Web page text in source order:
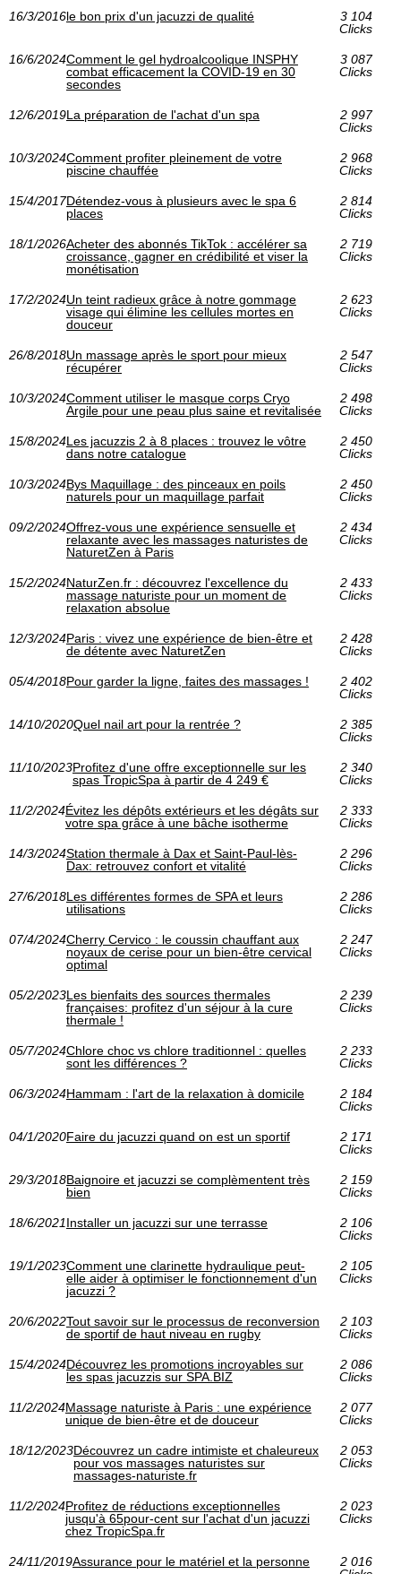
16/3/2016le bon prix d'un jacuzzi de qualité
3 104
Clicks
16/6/2024Comment le gel hydroalcoolique INSPHY
combat efficacement la COVID-19 en 30
secondes
3 087
Clicks
12/6/2019La préparation de l'achat d'un spa
2 997
Clicks
10/3/2024Comment profiter pleinement de votre
piscine chauffée
2 968
Clicks
15/4/2017Détendez-vous à plusieurs avec le spa 6
places
2 814
Clicks
18/1/2026Acheter des abonnés TikTok : accélérer sa
croissance, gagner en crédibilité et viser la
monétisation
2 719
Clicks
17/2/2024Un teint radieux grâce à notre gommage
visage qui élimine les cellules mortes en
douceur
2 623
Clicks
26/8/2018Un massage après le sport pour mieux
récupérer
2 547
Clicks
10/3/2024Comment utiliser le masque corps Cryo
Argile pour une peau plus saine et revitalisée
2 498
Clicks
15/8/2024Les jacuzzis 2 à 8 places : trouvez le vôtre
dans notre catalogue
2 450
Clicks
10/3/2024Bys Maquillage : des pinceaux en poils
naturels pour un maquillage parfait
2 450
Clicks
09/2/2024Offrez-vous une expérience sensuelle et
relaxante avec les massages naturistes de
NaturetZen à Paris
2 434
Clicks
15/2/2024NaturZen.fr : découvrez l'excellence du
massage naturiste pour un moment de
relaxation absolue
2 433
Clicks
12/3/2024Paris : vivez une expérience de bien-être et
de détente avec NaturetZen
2 428
Clicks
05/4/2018Pour garder la ligne, faites des massages !
2 402
Clicks
14/10/2020Quel nail art pour la rentrée ?
2 385
Clicks
11/10/2023Profitez d'une offre exceptionnelle sur les
spas TropicSpa à partir de 4 249 €
2 340
Clicks
11/2/2024Évitez les dépôts extérieurs et les dégâts sur
votre spa grâce à une bâche isotherme
2 333
Clicks
14/3/2024Station thermale à Dax et Saint-Paul-lès-
Dax: retrouvez confort et vitalité
2 296
Clicks
27/6/2018Les différentes formes de SPA et leurs
utilisations
2 286
Clicks
07/4/2024Cherry Cervico : le coussin chauffant aux
noyaux de cerise pour un bien-être cervical
optimal
2 247
Clicks
05/2/2023Les bienfaits des sources thermales
françaises: profitez d'un séjour à la cure
thermale !
2 239
Clicks
05/7/2024Chlore choc vs chlore traditionnel : quelles
sont les différences ?
2 233
Clicks
06/3/2024Hammam : l'art de la relaxation à domicile
2 184
Clicks
04/1/2020Faire du jacuzzi quand on est un sportif
2 171
Clicks
29/3/2018Baignoire et jacuzzi se complèmentent très
bien
2 159
Clicks
18/6/2021Installer un jacuzzi sur une terrasse
2 106
Clicks
19/1/2023Comment une clarinette hydraulique peut-
elle aider à optimiser le fonctionnement d'un
jacuzzi ?
2 105
Clicks
20/6/2022Tout savoir sur le processus de reconversion
de sportif de haut niveau en rugby
2 103
Clicks
15/4/2024Découvrez les promotions incroyables sur
les spas jacuzzis sur SPA.BIZ
2 086
Clicks
11/2/2024Massage naturiste à Paris : une expérience
unique de bien-être et de douceur
2 077
Clicks
18/12/2023Découvrez un cadre intimiste et chaleureux
pour vos massages naturistes sur
massages-naturiste.fr
2 053
Clicks
11/2/2024Profitez de réductions exceptionnelles
jusqu'à 65pour-cent sur l'achat d'un jacuzzi
chez TropicSpa.fr
2 023
Clicks
24/11/2019Assurance pour le matériel et la personne
2 016